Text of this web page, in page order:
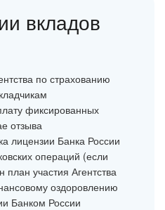
вкладов
по страхованию
фиксированных
отзыва
лицензии Банка России
операций (если
план участия Агентства
оздоровлению
Банком России